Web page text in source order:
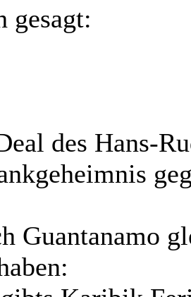
gesagt:
des Hans-
Guantanamo